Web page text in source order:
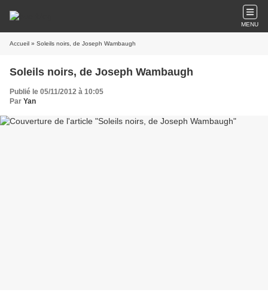
MENU
Accueil » Soleils noirs, de Joseph Wambaugh
Soleils noirs, de Joseph Wambaugh
Publié le 05/11/2012 à 10:05
Par Yan